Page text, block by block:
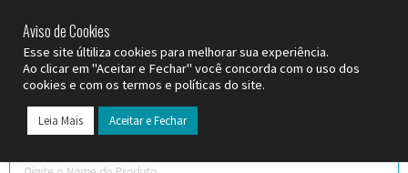
Aviso de Cookies
Esse site últiliza cookies para melhorar sua experiência.
Ao clicar em "Aceitar e Fechar" você concorda com o uso dos
cookies e com os termos e políticas do site.
Leia Mais Aceitar e Fechar